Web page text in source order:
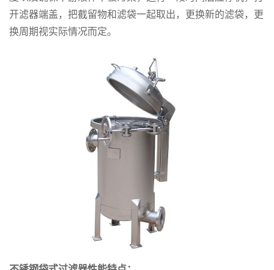
开滤器端盖，把截留物和滤袋一起取出，更换新的滤袋，更
换周期视实际情况而定。